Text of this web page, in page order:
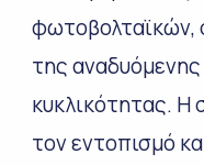
φωτοβολταϊκών,
της αναδυόμενης
κυκλικότητας. Η
τον εντοπισμό